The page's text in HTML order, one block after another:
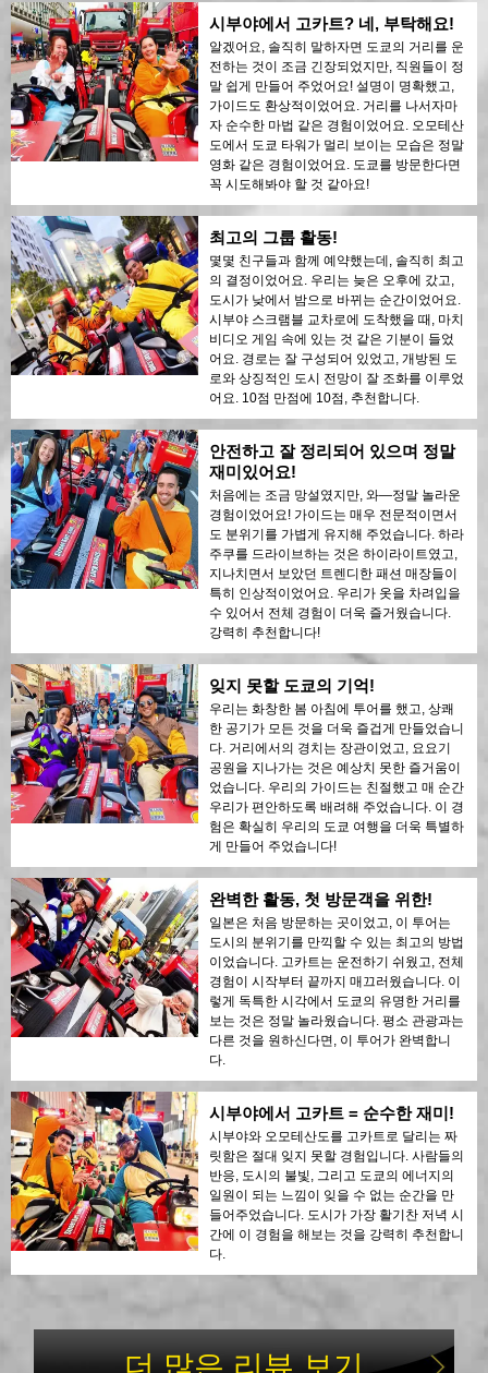
시부야에서 고카트? 네, 부탁해요!
알겠어요, 솔직히 말하자면 도쿄의 거리를 운
전하는 것이 조금 긴장되었지만, 직원들이 정
말 쉽게 만들어 주었어요! 설명이 명확했고,
가이드도 환상적이었어요. 거리를 나서자마
자 순수한 마법 같은 경험이었어요. 오모테산
도에서 도쿄 타워가 멀리 보이는 모습은 정말
영화 같은 경험이었어요. 도쿄를 방문한다면
꼭 시도해봐야 할 것 같아요!
최고의 그룹 활동!
몇몇 친구들과 함께 예약했는데, 솔직히 최고
의 결정이었어요. 우리는 늦은 오후에 갔고,
도시가 낮에서 밤으로 바뀌는 순간이었어요.
시부야 스크램블 교차로에 도착했을 때, 마치
비디오 게임 속에 있는 것 같은 기분이 들었
어요. 경로는 잘 구성되어 있었고, 개방된 도
로와 상징적인 도시 전망이 잘 조화를 이루었
어요. 10점 만점에 10점, 추천합니다.
안전하고 잘 정리되어 있으며 정말
재미있어요!
처음에는 조금 망설였지만, 와—정말 놀라운
경험이었어요! 가이드는 매우 전문적이면서
도 분위기를 가볍게 유지해 주었습니다. 하라
주쿠를 드라이브하는 것은 하이라이트였고,
지나치면서 보았던 트렌디한 패션 매장들이
특히 인상적이었어요. 우리가 옷을 차려입을
수 있어서 전체 경험이 더욱 즐거웠습니다.
강력히 추천합니다!
잊지 못할 도쿄의 기억!
우리는 화창한 봄 아침에 투어를 했고, 상쾌
한 공기가 모든 것을 더욱 즐겁게 만들었습니
다. 거리에서의 경치는 장관이었고, 요요기
공원을 지나가는 것은 예상치 못한 즐거움이
었습니다. 우리의 가이드는 친절했고 매 순간
우리가 편안하도록 배려해 주었습니다. 이 경
험은 확실히 우리의 도쿄 여행을 더욱 특별하
게 만들어 주었습니다!
완벽한 활동, 첫 방문객을 위한!
일본은 처음 방문하는 곳이었고, 이 투어는
도시의 분위기를 만끽할 수 있는 최고의 방법
이었습니다. 고카트는 운전하기 쉬웠고, 전체
경험이 시작부터 끝까지 매끄러웠습니다. 이
렇게 독특한 시각에서 도쿄의 유명한 거리를
보는 것은 정말 놀라웠습니다. 평소 관광과는
다른 것을 원하신다면, 이 투어가 완벽합니
다.
시부야에서 고카트 = 순수한 재미!
시부야와 오모테산도를 고카트로 달리는 짜
릿함은 절대 잊지 못할 경험입니다. 사람들의
반응, 도시의 불빛, 그리고 도쿄의 에너지의
일원이 되는 느낌이 잊을 수 없는 순간을 만
들어주었습니다. 도시가 가장 활기찬 저녁 시
간에 이 경험을 해보는 것을 강력히 추천합니
다.